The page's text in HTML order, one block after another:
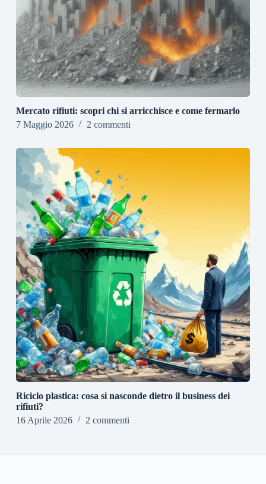
Mercato rifiuti: scopri chi si arricchisce e come fermarlo
7 Maggio 2026
2 commenti
Riciclo plastica: cosa si nasconde dietro il business dei
rifiuti?
16 Aprile 2026
2 commenti